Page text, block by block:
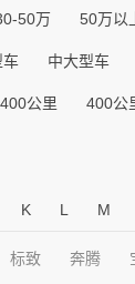
50万 50万以
车 中大型车
公里 400公
K L M
标致 奔腾